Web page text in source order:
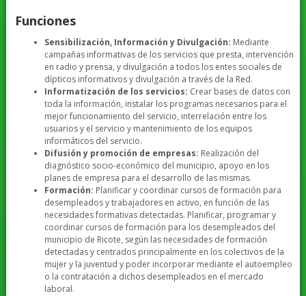
Funciones
Sensibilización, Información y Divulgación: Mediante
campañas informativas de los servicios que presta, intervención
en radio y prensa, y divulgación a todos los entes sociales de
dípticos informativos y divulgación a través de la Red.
Informatización de los servicios: Crear bases de datos con
toda la información, instalar los programas necesarios para el
mejor funcionamiento del servicio, interrelación entre los
usuarios y el servicio y mantenimiento de los equipos
informáticos del servicio.
Difusión y promoción de empresas: Realización del
diagnóstico socio-económico del municipio, apoyo en los
planes de empresa para el desarrollo de las mismas.
Formación: Planificar y coordinar cursos de formación para
desempleados y trabajadores en activo, en función de las
necesidades formativas detectadas. Planificar, programar y
coordinar cursos de formación para los desempleados del
municipio de Ricote, según las necesidades de formación
detectadas y centrados principalmente en los colectivos de la
mujer y la juventud y poder incorporar mediante el autoempleo
o la contratación a dichos desempleados en el mercado
laboral.